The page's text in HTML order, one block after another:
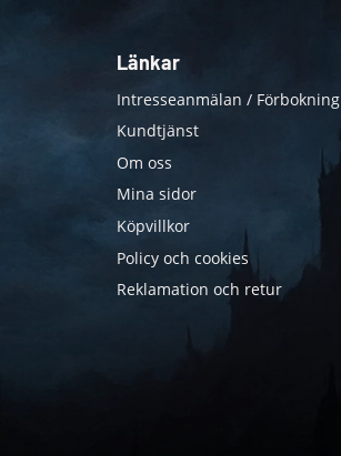
Länkar
Intresseanmälan / Förbokning
Kundtjänst
Om oss
Mina sidor
Köpvillkor
Policy och cookies
Reklamation och retur